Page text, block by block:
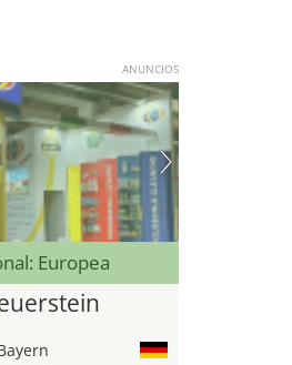
ANUNCIOS
Europea